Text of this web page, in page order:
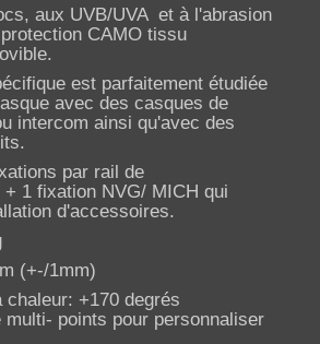
aux UVB/UVA et à l'abrasion
CAMO tissu
est parfaitement étudiée
avec des casques de
intercom ainsi qu'avec des
par rail de
1 fixation NVG/ MICH qui
d'accessoires.
(+-/1mm)
+170 degrés
multi- points pour personnaliser